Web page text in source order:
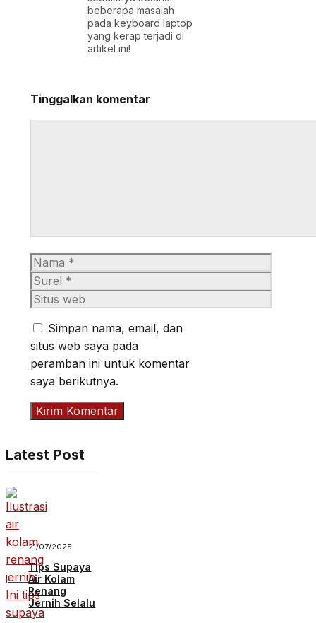
beberapa masalah
pada keyboard laptop
yang kerap terjadi di
artikel ini!
Tinggalkan komentar
Nama
Surel
Situs
Simpan nama, email, dan
situs web saya pada
peramban ini untuk komentar
saya berikutnya.
Latest Post
21/07/2025
Tips Supaya
Air Kolam
Renang
Jernih Selalu